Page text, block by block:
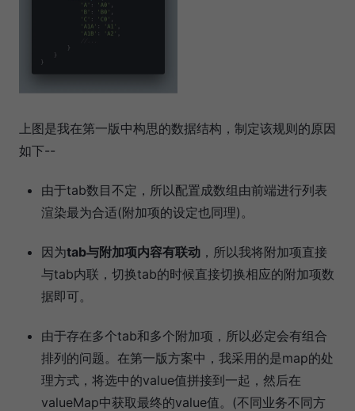
上图是我在第一版中构思的数据结构，制定该规则的原因
如下--
由于tab数目不定，所以配置成数组由前端进行列表
渲染最为合适(附加项的设定也同理)。
因为tab与附加项内容有联动 ，所以我将附加项直接
与tab内联，切换tab的时候直接切换相应的附加项数
据即可。
由于存在多个tab和多个附加项，所以必定会有组合
排列的问题。在第一版方案中，我采用的是map的处
理方式，将选中的value值拼接到一起，然后在
valueMap中获取最终的value值。(不同业务不同方